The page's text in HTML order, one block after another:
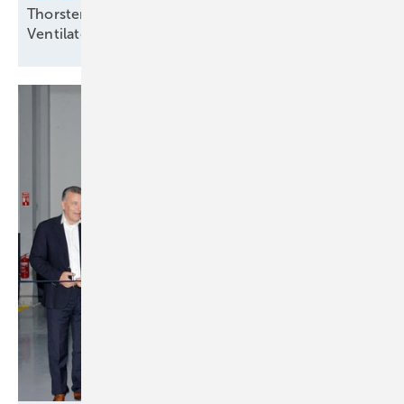
Thorsten Niklas Vorsitzender der
Ventilatorentausch-Kampagne